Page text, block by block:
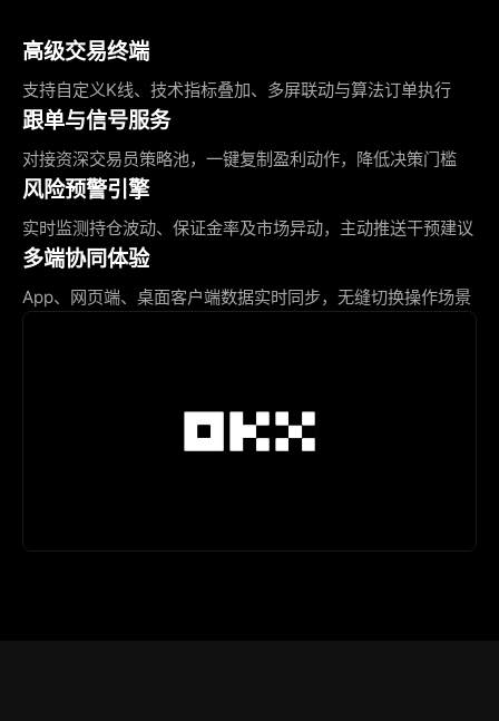
高级交易终端
支持自定义K线、技术指标叠加、多屏联动与算法订单执行
跟单与信号服务
对接资深交易员策略池，一键复制盈利动作，降低决策门槛
风险预警引擎
实时监测持仓波动、保证金率及市场异动，主动推送干预建议
多端协同体验
App、网页端、桌面客户端数据实时同步，无缝切换操作场景